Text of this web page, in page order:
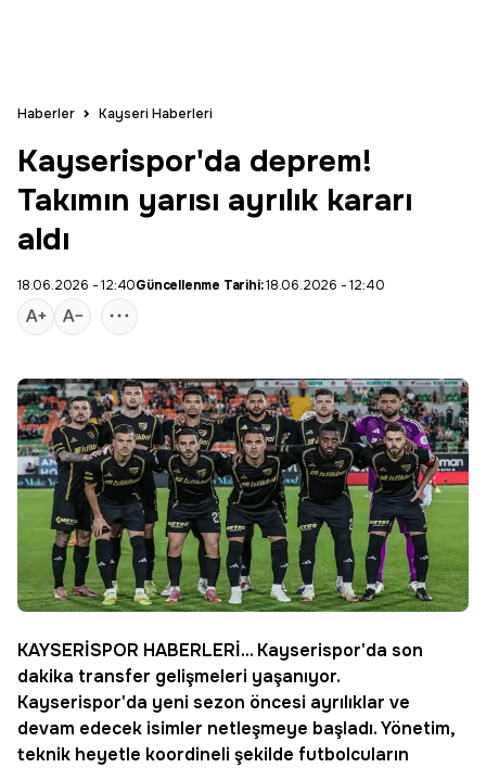
Haberler Kayseri Haberleri
Kayserispor'da deprem!
Takımın yarısı ayrılık kararı
aldı
18.06.2026 - 12:40Güncellenme Tarihi:18.06.2026 - 12:40
KAYSERİSPOR HABERLERİ... Kayserispor'da son
dakika transfer gelişmeleri yaşanıyor.
Kayserispor'da yeni sezon öncesi ayrılıklar ve
devam edecek isimler netleşmeye başladı. Yönetim,
teknik heyetle koordineli şekilde futbolcuların